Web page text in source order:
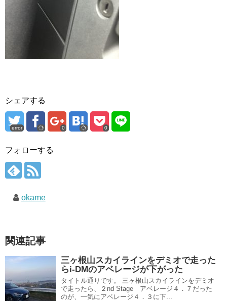
シェアする
error 0 0
フォローする
okame
関連記事
三ヶ根山スカイラインをデミオで走った
らi-DMのアベレージが下がった
タイトル通りです。 三ヶ根山スカイラインをデミオ
で走ったら、２nd Stage アベレージ４．７だった
のが、一気にアベレージ４．３に下...